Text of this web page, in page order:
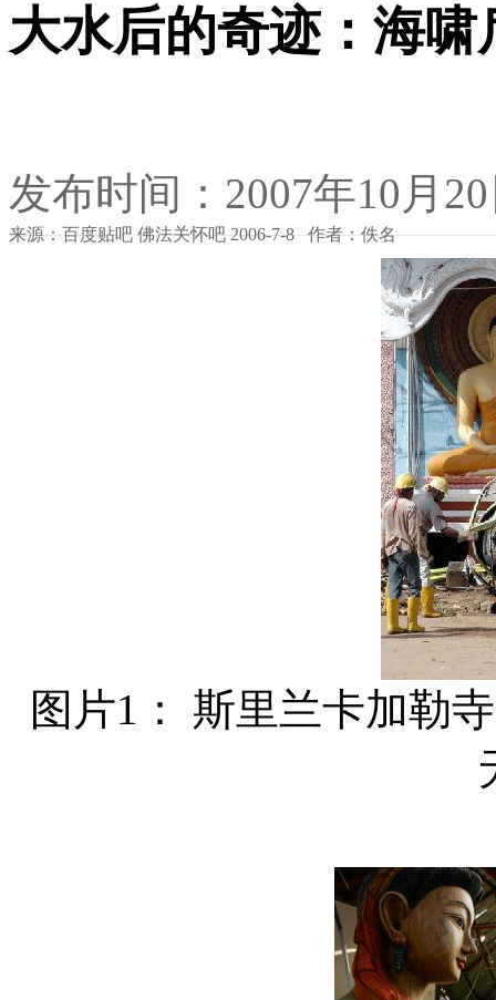
大水后的奇迹：海
发布时间：2007年10月
来源：百度贴吧 佛法关怀吧 2006-7-8 作者：佚名
图片1： 斯里兰卡加勒